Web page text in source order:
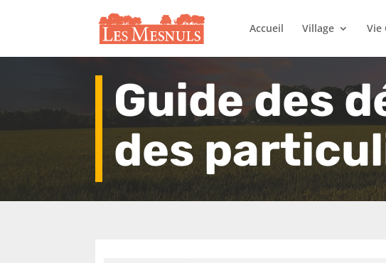
Accueil Village Vie
Guide des
des